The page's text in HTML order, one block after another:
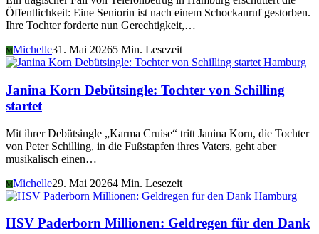
Öffentlichkeit: Eine Seniorin ist nach einem Schockanruf gestorben.
Ihre Tochter forderte nun Gerechtigkeit,…
MMichelle31. Mai 20265 Min. Lesezeit
Hamburg
Janina Korn Debütsingle: Tochter von Schilling
startet
Mit ihrer Debütsingle „Karma Cruise“ tritt Janina Korn, die Tochter
von Peter Schilling, in die Fußstapfen ihres Vaters, geht aber
musikalisch einen…
MMichelle29. Mai 20264 Min. Lesezeit
Hamburg
HSV Paderborn Millionen: Geldregen für den Dank